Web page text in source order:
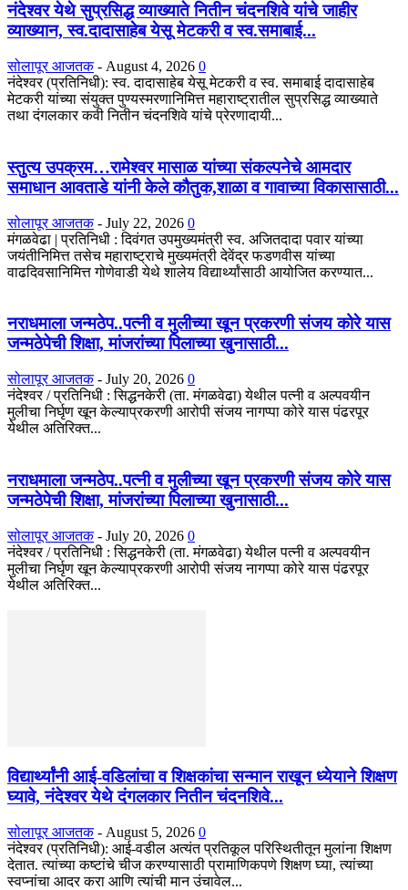
नंदेश्वर येथे सुप्रसिद्ध व्याख्याते नितीन चंदनशिवे यांचे जाहीर
व्याख्यान, स्व.दादासाहेब येसू मेटकरी व स्व.समाबाई...
सोलापूर आजतक - August 4, 2026 0
नंदेश्वर (प्रतिनिधी): स्व. दादासाहेब येसू मेटकरी व स्व. समाबाई दादासाहेब
मेटकरी यांच्या संयुक्त पुण्यस्मरणानिमित्त महाराष्ट्रातील सुप्रसिद्ध व्याख्याते
तथा दंगलकार कवी नितीन चंदनशिवे यांचे प्रेरणादायी...
स्तुत्य उपक्रम…रामेश्वर मासाळ यांच्या संकल्पनेचे आमदार
समाधान आवताडे यांनी केले कौतुक,शाळा व गावाच्या विकासासाठी...
सोलापूर आजतक - July 22, 2026 0
मंगळवेढा | प्रतिनिधी : दिवंगत उपमुख्यमंत्री स्व. अजितदादा पवार यांच्या
जयंतीनिमित्त तसेच महाराष्ट्राचे मुख्यमंत्री देवेंद्र फडणवीस यांच्या
वाढदिवसानिमित्त गोणेवाडी येथे शालेय विद्यार्थ्यांसाठी आयोजित करण्यात...
नराधमाला जन्मठेप..पत्नी व मुलीच्या खून प्रकरणी संजय कोरे यास
जन्मठेपेची शिक्षा, मांजरांच्या पिलाच्या खुनासाठी...
सोलापूर आजतक - July 20, 2026 0
नंदेश्वर / प्रतिनिधी : सिद्धनकेरी (ता. मंगळवेढा) येथील पत्नी व अल्पवयीन
मुलीचा निर्घृण खून केल्याप्रकरणी आरोपी संजय नागप्पा कोरे यास पंढरपूर
येथील अतिरिक्त...
नराधमाला जन्मठेप..पत्नी व मुलीच्या खून प्रकरणी संजय कोरे यास
जन्मठेपेची शिक्षा, मांजरांच्या पिलाच्या खुनासाठी...
सोलापूर आजतक - July 20, 2026 0
नंदेश्वर / प्रतिनिधी : सिद्धनकेरी (ता. मंगळवेढा) येथील पत्नी व अल्पवयीन
मुलीचा निर्घृण खून केल्याप्रकरणी आरोपी संजय नागप्पा कोरे यास पंढरपूर
येथील अतिरिक्त...
विद्यार्थ्यांनी आई-वडिलांचा व शिक्षकांचा सन्मान राखून ध्येयाने शिक्षण
घ्यावे, नंदेश्वर येथे दंगलकार नितीन चंदनशिवे...
सोलापूर आजतक - August 5, 2026 0
नंदेश्वर (प्रतिनिधी): आई-वडील अत्यंत प्रतिकूल परिस्थितीतून मुलांना शिक्षण
देतात. त्यांच्या कष्टांचे चीज करण्यासाठी प्रामाणिकपणे शिक्षण घ्या, त्यांच्या
स्वप्नांचा आदर करा आणि त्यांची मान उंचावेल...